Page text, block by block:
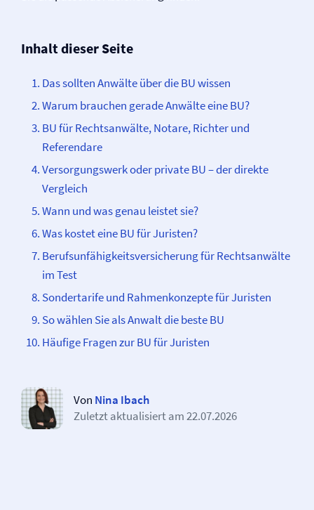
Inhalt dieser Seite
Das sollten Anwälte über die BU wissen
Warum brauchen gerade Anwälte eine BU?
BU für Rechtsanwälte, Notare, Richter und
Referendare
Versorgungswerk oder private BU – der direkte
Vergleich
Wann und was genau leistet sie?
Was kostet eine BU für Juristen?
Berufs­unfähigkeits­­versicherung für Rechtsanwälte
im Test
Sondertarife und Rahmenkonzepte für Juristen
So wählen Sie als Anwalt die beste BU
Häufige Fragen zur BU für Juristen
Von Nina Ibach
Zuletzt aktualisiert am22.07.2026